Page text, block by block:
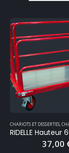
CHARIOTS ET DESSERTES
37,00